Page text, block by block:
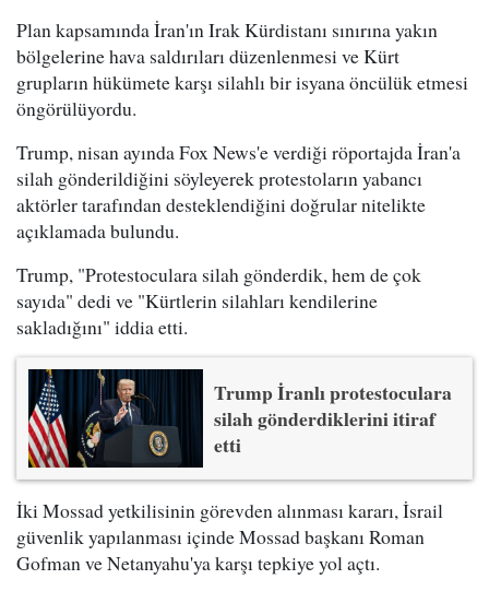
Plan kapsamında İran'ın Irak Kürdistanı sınırına yakın
bölgelerine hava saldırıları düzenlenmesi ve Kürt
grupların hükümete karşı silahlı bir isyana öncülük etmesi
öngörülüyordu.
Trump, nisan ayında Fox News'e verdiği röportajda İran'a
silah gönderildiğini söyleyerek protestoların yabancı
aktörler tarafından desteklendiğini doğrular nitelikte
açıklamada bulundu.
Trump, "Protestoculara silah gönderdik, hem de çok
sayıda" dedi ve "Kürtlerin silahları kendilerine
sakladığını" iddia etti.
Trump İranlı protestoculara
silah gönderdiklerini itiraf
etti
İki Mossad yetkilisinin görevden alınması kararı, İsrail
güvenlik yapılanması içinde Mossad başkanı Roman
Gofman ve Netanyahu'ya karşı tepkiye yol açtı.